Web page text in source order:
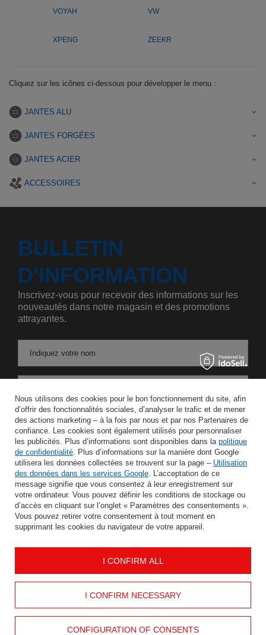
VOYAH VW
XPENG ZEEKR
Cliquez sur les icônes ci-dessous pour développer le menu :
JANTES ALU
JANTES FORGÉES
JANTES ACIER
ACCESSOIRES
BULLETIN
D'INFORMATION
Inscrivez-vous pour recevoir des informations sur les
nouveautés dans notre magasin et des promotions
attrayantes.
Indiquez votre nom
J'accepte le traitement de mes données personnelles aux fins et dans le cadre du service Newsletter dans la rubrique
ÉCONOMISER
AIDER
INFORMATION
MON COMPTE
Nous utilisons des cookies pour le bon fonctionnement du site, afin
d’offrir des fonctionnalités sociales, d’analyser le trafic et de mener
des actions marketing – à la fois par nous et par nos Partenaires de
confiance. Les cookies sont également utilisés pour personnaliser
les publicités. Plus d’informations sont disponibles dans la politique
de confidentialité. Plus d’informations sur la manière dont Google
utilisera les données collectées se trouvent sur la page – Utilisation
des données dans les services Google. L’acceptation de ce
message signifie que vous consentez à leur enregistrement sur
votre ordinateur. Vous pouvez définir les conditions de stockage ou
d’accès en cliquant sur l’onglet « Paramètres des consentements ».
Vous pouvez retirer votre consentement à tout moment en
supprimant les cookies du navigateur de votre appareil.
I CONFIRM NECESSARY
CONFIGURATION OF CONSENTS
I CONFIRM ALL